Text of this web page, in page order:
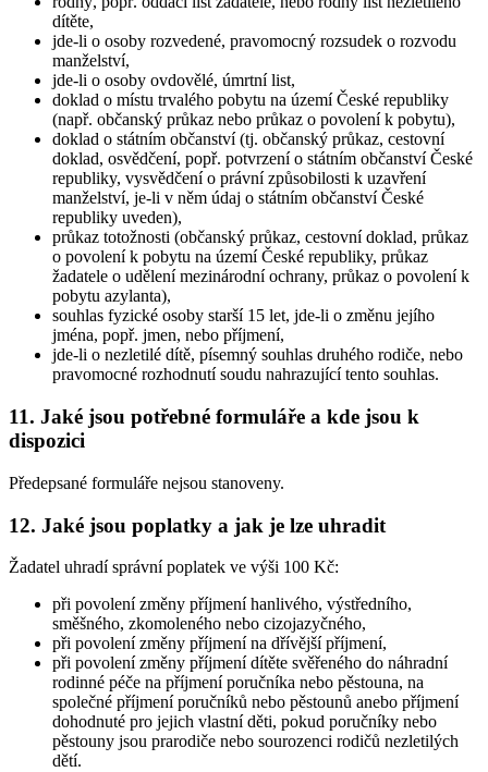
dítěte,
jde-li o osoby rozvedené, pravomocný rozsudek o rozvodu
manželství,
jde-li o osoby ovdovělé, úmrtní list,
doklad o místu trvalého pobytu na území České republiky
(např. občanský průkaz nebo průkaz o povolení k pobytu),
doklad o státním občanství (tj. občanský průkaz, cestovní
doklad, osvědčení, popř. potvrzení o státním občanství České
republiky, vysvědčení o právní způsobilosti k uzavření
manželství, je-li v něm údaj o státním občanství České
republiky uveden),
průkaz totožnosti (občanský průkaz, cestovní doklad, průkaz
o povolení k pobytu na území České republiky, průkaz
žadatele o udělení mezinárodní ochrany, průkaz o povolení k
pobytu azylanta),
souhlas fyzické osoby starší 15 let, jde-li o změnu jejího
jména, popř. jmen, nebo příjmení,
jde-li o nezletilé dítě, písemný souhlas druhého rodiče, nebo
pravomocné rozhodnutí soudu nahrazující tento souhlas.
11. Jaké jsou potřebné formuláře a kde jsou k
dispozici
Předepsané formuláře nejsou stanoveny.
12. Jaké jsou poplatky a jak je lze uhradit
Žadatel uhradí správní poplatek ve výši 100 Kč:
při povolení změny příjmení hanlivého, výstředního,
směšného, zkomoleného nebo cizojazyčného,
při povolení změny příjmení na dřívější příjmení,
při povolení změny příjmení dítěte svěřeného do náhradní
rodinné péče na příjmení poručníka nebo pěstouna, na
společné příjmení poručníků nebo pěstounů anebo příjmení
dohodnuté pro jejich vlastní děti, pokud poručníky nebo
pěstouny jsou prarodiče nebo sourozenci rodičů nezletilých
dětí.